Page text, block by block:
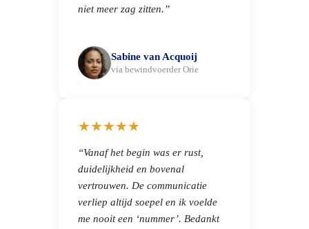
niet meer zag zitten.”
Sabine van Acquoij
via bewindvoerder Orie
★★★★★
“Vanaf het begin was er rust,
duidelijkheid en bovenal
vertrouwen. De communicatie
verliep altijd soepel en ik voelde
me nooit een ‘nummer’. Bedankt